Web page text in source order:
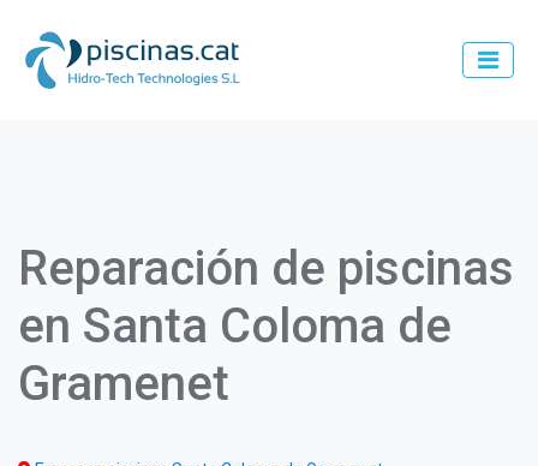
contenido
Reparación de piscinas
en Santa Coloma de
Gramenet